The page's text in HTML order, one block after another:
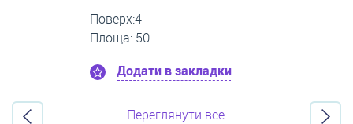
Поверх:1
Площа: 45
Додати в закладки
Переглянути все